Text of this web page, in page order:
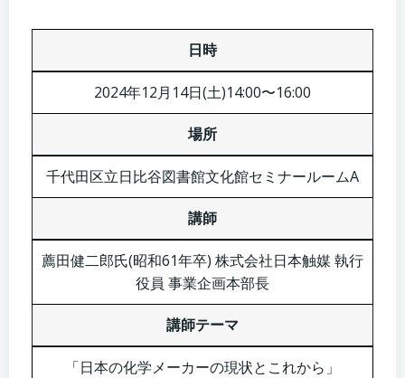
日時
2024年12月14日(土)14:00〜16:00
場所
千代田区立日比谷図書館文化館セミナールームA
講師
薦田健二郎氏(昭和61年卒) 株式会社日本触媒 執行
役員 事業企画本部長
講師テーマ
「日本の化学メーカーの現状とこれから」